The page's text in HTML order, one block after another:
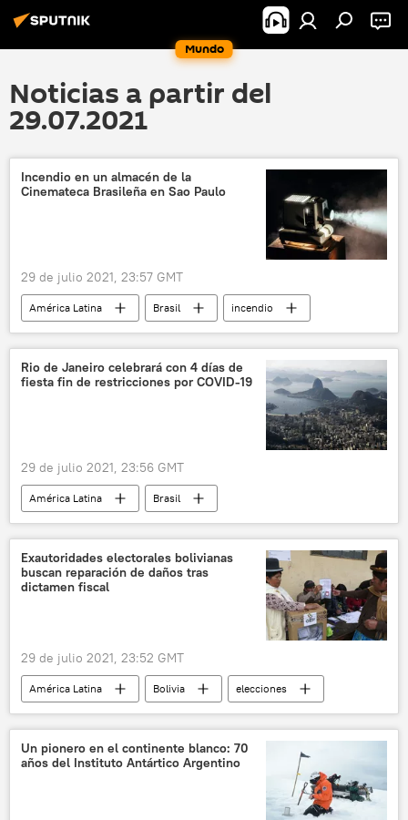
Mundo
Noticias a partir del
29.07.2021
Incendio en un almacén de la
Cinemateca Brasileña en Sao Paulo
29 de julio 2021, 23:57 GMT
América Latina Brasil incendio
Rio de Janeiro celebrará con 4 días de
fiesta fin de restricciones por COVID-19
29 de julio 2021, 23:56 GMT
América Latina
Brasil
Río de Janeiro
Exautoridades electorales bolivianas
buscan reparación de daños tras
dictamen fiscal
29 de julio 2021, 23:52 GMT
América Latina Bolivia elecciones
Un pionero en el continente blanco: 70
años del Instituto Antártico Argentino